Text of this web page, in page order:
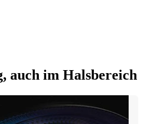
auch im Halsbereich